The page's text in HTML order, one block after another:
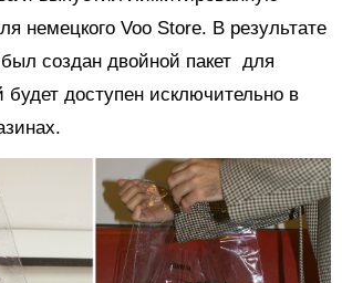
немецкого Voo Store. В результате
создан двойной пакет для
будет доступен исключительно в